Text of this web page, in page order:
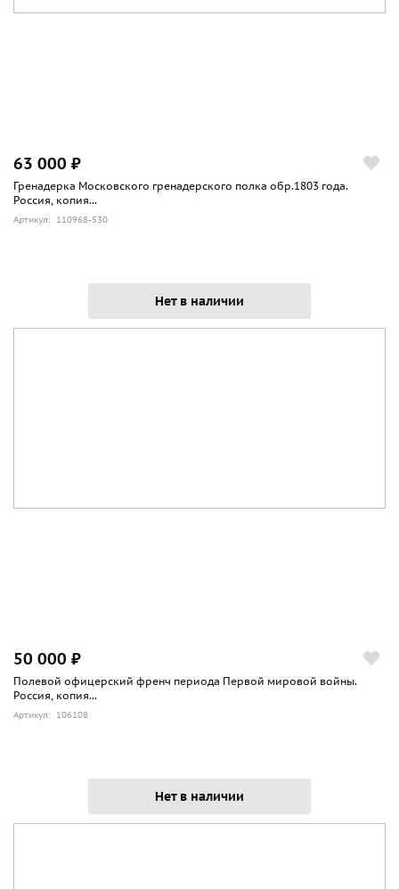
63 000 ₽
Гренадерка Московского гренадерского полка обр.1803 года.
Россия, копия...
Артикул: 110968-530
Нет в наличии
50 000 ₽
Полевой офицерский френч периода Первой мировой войны.
Россия, копия...
Артикул: 106108
Нет в наличии